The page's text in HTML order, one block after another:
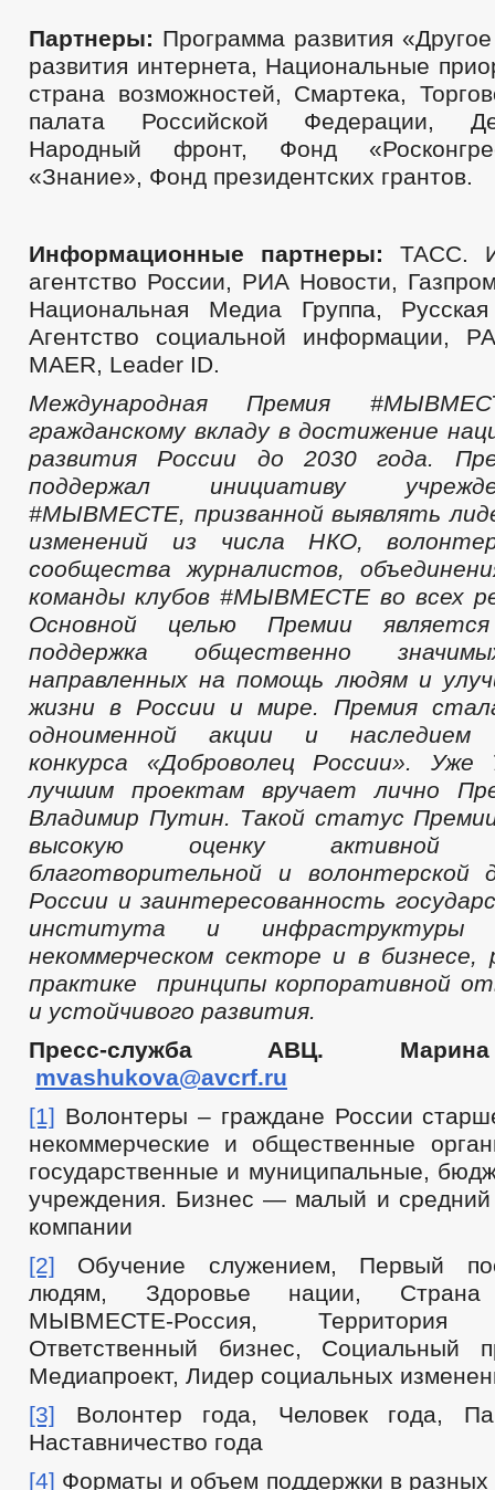
Партнеры: Программа развития
развития интернета, Национальные
страна возможностей, Cмартека,
палата Российской Федерации,
Народный фронт, Фонд
«Знание», Фонд президентских грантов.
Информационные партнеры: ТАСС.
агентство России, РИА Новости,
Национальная Медиа Группа,
Агентство социальной информации,
MAER, Leader ID.
Международная Премия
гражданскому вкладу в достижение
развития России до 2030 года.
поддержал инициативу
#МЫВМЕСТЕ, призванной выявлять
изменений из числа НКО,
сообщества журналистов,
команды клубов #МЫВМЕСТЕ во всех
Основной целью Премии
поддержка общественно
направленных на помощь людям и
жизни в России и мире. Премия
одноименной акции и наследием
конкурса «Доброволец России».
лучшим проектам вручает лично
Владимир Путин. Такой статус
высокую оценку активной
благотворительной и волонтерской
России и заинтересованность
института и инфраструктуры
некоммерческом секторе и в бизнесе,
практике принципы корпоративной
и устойчивого развития.
Пресс-служба АВЦ.
mvashukova@avcrf.ru
[1] Волонтеры – граждане России
некоммерческие и общественные
государственные и муниципальные,
учреждения. Бизнес — малый и средний
компании
[2] Обучение служением, Первый
людям, Здоровье нации, Страна
МЫВМЕСТЕ-Россия,
Ответственный бизнес, Социальный
Медиапроект, Лидер социальных
[3] Волонтер года, Человек года,
Наставничество года
[4] Форматы и объем поддержки в разных